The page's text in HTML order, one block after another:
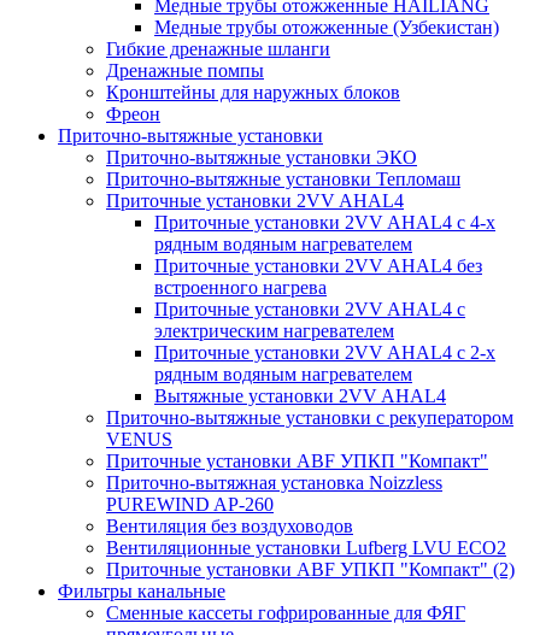
Медные трубы отожженные HAILIANG
Медные трубы отожженные (Узбекистан)
Гибкие дренажные шланги
Дренажные помпы
Кронштейны для наружных блоков
Фреон
Приточно-вытяжные установки
Приточно-вытяжные установки ЭКО
Приточно-вытяжные установки Тепломаш
Приточные установки 2VV AHAL4
Приточные установки 2VV AHAL4 с 4-х
рядным водяным нагревателем
Приточные установки 2VV AHAL4 без
встроенного нагрева
Приточные установки 2VV AHAL4 с
электрическим нагревателем
Приточные установки 2VV AHAL4 с 2-х
рядным водяным нагревателем
Вытяжные установки 2VV AHAL4
Приточно-вытяжные установки с рекуператором
VENUS
Приточные установки ABF УПКП "Компакт"
Приточно-вытяжная установка Noizzless
PUREWIND AP-260
Вентиляция без воздуховодов
Вентиляционные установки Lufberg LVU ECO2
Приточные установки ABF УПКП "Компакт" (2)
Фильтры канальные
Сменные кассеты гофрированные для ФЯГ